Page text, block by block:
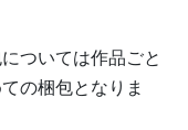
ついては作品ごと
の梱包となりま